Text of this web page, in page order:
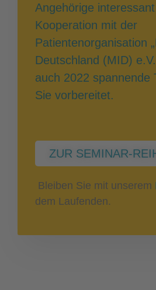
Angehörige
Kooperation mit der
Patientenorganisation
Deutschland (MID)
auch 2022 spannende
Sie vorbereitet.
ZUR SEMINAR-
Bleiben Sie mit unserem
dem Laufenden.